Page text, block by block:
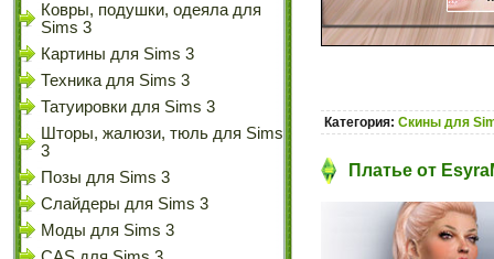
Ковры, подушки, одеяла для
Sims 3
Картины для Sims 3
Техника для Sims 3
Татуировки для Sims 3
Шторы, жалюзи, тюль для Sims
3
Позы для Sims 3
Слайдеры для Sims 3
Моды для Sims 3
Категория: Скины для
Платье от